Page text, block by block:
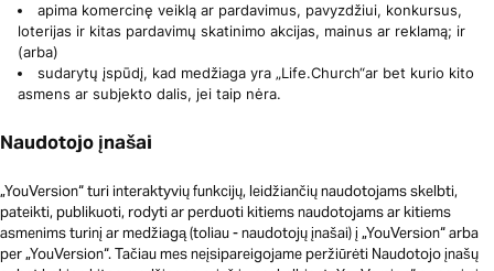
apima komercinę veiklą ar pardavimus, pavyzdžiui, konkursus,
loterijas ir kitas pardavimų skatinimo akcijas, mainus ar reklamą; ir
(arba)
sudarytų įspūdį, kad medžiaga yra „Life.Church“ar bet kurio kito
asmens ar subjekto dalis, jei taip nėra.
Naudotojo įnašai
„YouVersion“ turi interaktyvių funkcijų, leidžiančių naudotojams skelbti,
pateikti, publikuoti, rodyti ar perduoti kitiems naudotojams ar kitiems
asmenims turinį ar medžiagą (toliau - naudotojų įnašai) į „YouVersion“ arba
per „YouVersion“. Tačiau mes neįsipareigojame peržiūrėti Naudotojo įnašų